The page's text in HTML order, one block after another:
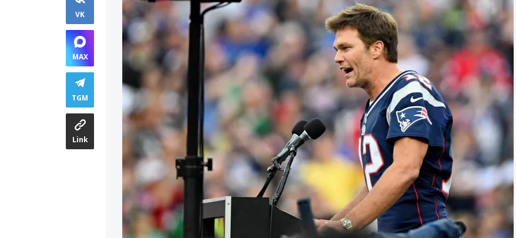
VK
MAX
TGM
Link